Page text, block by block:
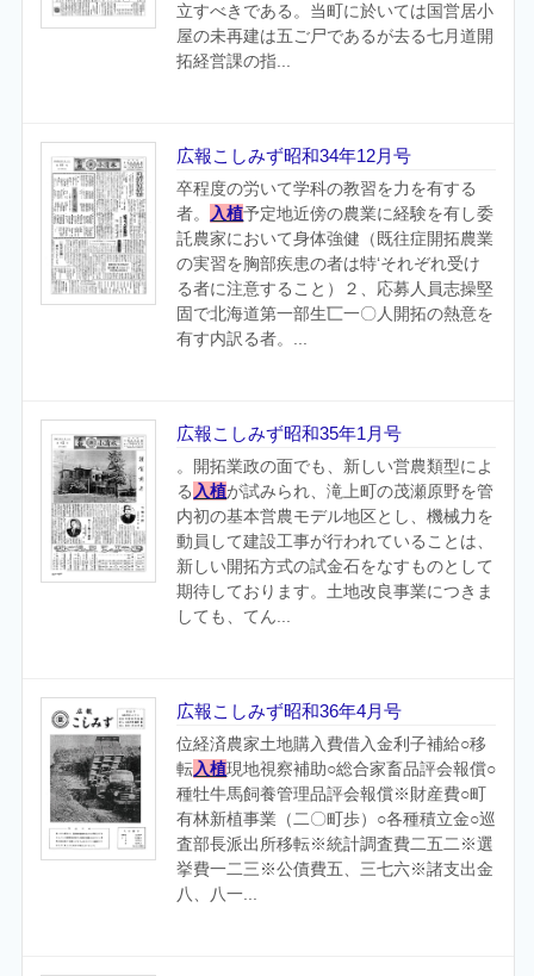
立すべきである。当町に於いては国営居小
屋の未再建は五ご尸であるが去る七月道開
拓経営課の指...
広報こしみず昭和34年12月号
卒程度の労いて学科の教習を力を有する
者。 入植予定地近傍の農業に経験を有し委
託農家において身体強健（既往症開拓農業
の実習を胸部疾患の者は特‘それぞれ受け
る者に注意すること）２、応募人員志操堅
固で北海道第一部生匸一〇人開拓の熱意を
有す内訳る者。...
広報こしみず昭和35年1月号
。開拓業政の面でも、新しい営農類型によ
る 入植が試みられ、滝上町の茂瀬原野を管
内初の基本営農モデル地区とし、機械力を
動員して建設工事が行われていることは、
新しい開拓方式の試金石をなすものとして
期待しております。土地改良事業につきま
しても、てん...
広報こしみず昭和36年4月号
位経済農家土地購入費借入金利子補給○移
転入植現地視察補助○総合家畜品評会報償○
種牡牛馬飼養管理品評会報償※財産費○町
有林新植事業（二〇町歩）○各種積立金○巡
査部長派出所移転※統計調査費二五二※選
挙費一二三※公債費五、三七六※諸支出金
八、八一...